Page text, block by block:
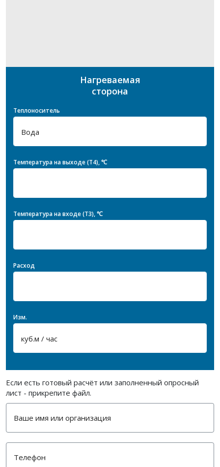
Нагреваемая
сторона
Теплоноситель
Температура на выходе (T4), ℃
Температура на входе (T3), ℃
Расход
Изм.
Если есть готовый расчёт или заполненный опросный
лист - прикрепите файл.